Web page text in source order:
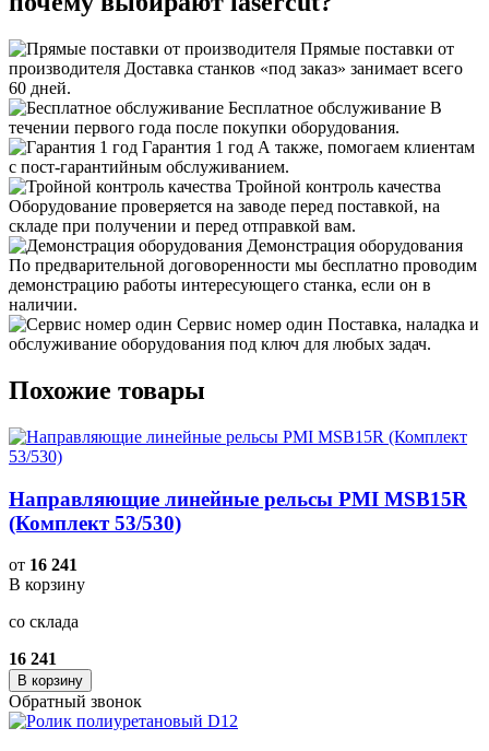
Прямые поставки от
производителя Доставка станков «под заказ» занимает всего
60 дней.
Бесплатное обслуживание В
течении первого года после покупки оборудования.
Гарантия 1 год А также, помогаем клиентам
с пост-гарантийным обслуживанием.
Тройной контроль качества
Оборудование проверяется на заводе перед поставкой, на
складе при получении и перед отправкой вам.
Демонстрация оборудования
По предварительной договоренности мы бесплатно проводим
демонстрацию работы интересующего станка, если он в
наличии.
Сервис номер один Поставка, наладка и
обслуживание оборудования под ключ для любых задач.
Похожие товары
Направляющие линейные рельсы PMI MSB15R
(Комплект 53/530)
от 16 241
В корзину
со склада
16 241
В корзину
Обратный звонок